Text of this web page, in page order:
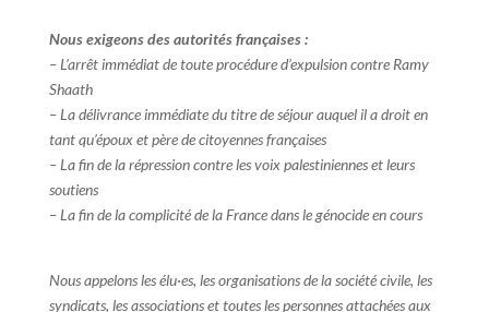
Nous exigeons des autorités françaises :
– L’arrêt immédiat de toute procédure d’expulsion contre Ramy
Shaath
– La délivrance immédiate du titre de séjour auquel il a droit en
tant qu’époux et père de citoyennes françaises
– La fin de la répression contre les voix palestiniennes et leurs
soutiens
– La fin de la complicité de la France dans le génocide en cours
Nous appelons les élu·es, les organisations de la société civile, les
syndicats, les associations et toutes les personnes attachées aux